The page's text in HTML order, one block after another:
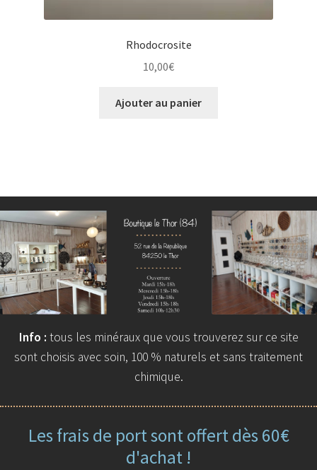
Rhodocrosite
10,00€
Ajouter au panier
Info : tous les minéraux que vous trouverez sur ce site
sont choisis avec soin, 100 % naturels et sans traitement
chimique.
Les frais de port sont offert dès 60€
d'achat !